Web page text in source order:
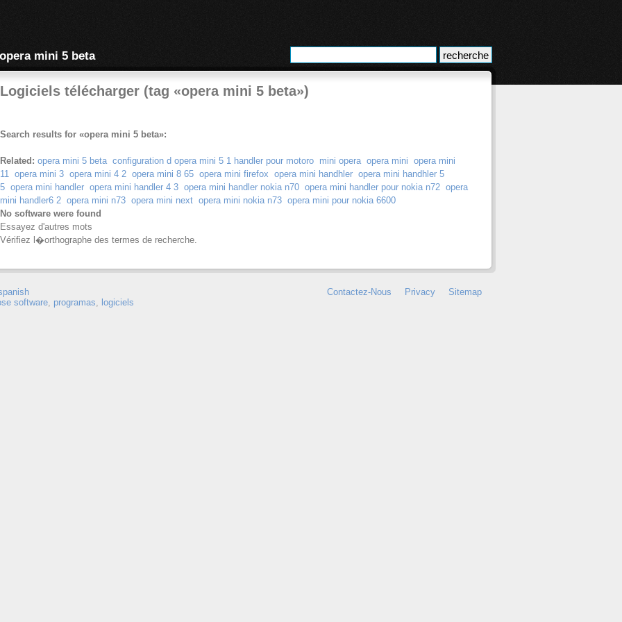
opera mini 5 beta
Logiciels télécharger (tag «opera mini 5 beta»)
Search results for «opera mini 5 beta»:
Related: opera mini 5 beta configuration d opera mini 5 1 handler pour motoro mini opera opera mini opera mini
11 opera mini 3 opera mini 4 2 opera mini 8 65 opera mini firefox opera mini handhler opera mini handhler 5
5 opera mini handler opera mini handler 4 3 opera mini handler nokia n70 opera mini handler pour nokia n72 opera
mini handler6 2 opera mini n73 opera mini next opera mini nokia n73 opera mini pour nokia 6600
No software were found
Essayez d'autres mots
Vérifiez l�orthographe des termes de recherche.
Contactez-Nous Privacy Sitemap
software, programas, logiciels